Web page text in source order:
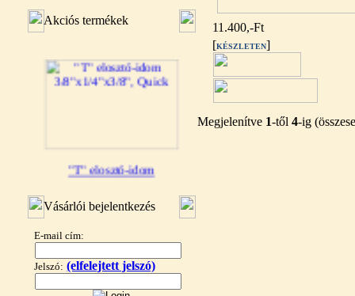
Akciós termékek
"T" elosztó-idom
3/8"x1/4"x3/8", Quick
360,-Ft
Vásárlói bejelentkezés
E-mail cím:
Jelszó: (elfelejtett jelszó)
11.400,-Ft
[KÉSZLETEN]
Megjelenítve 1-től4-ig